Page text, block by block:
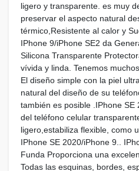
ligero y transparente. es muy
preservar el aspecto natural
térmico,Resistente al calor y
IPhone 9/iPhone SE2 da
Silicona Transparente
vívida y linda. Tenemos
El diseño simple con la piel
natural del diseño de su
también es posible .IPhone SE
del teléfono celular
ligero,estabiliza flexible, como
IPhone SE 2020/iPhone 9..
Funda Proporciona una
Todas las esquinas, bordes,